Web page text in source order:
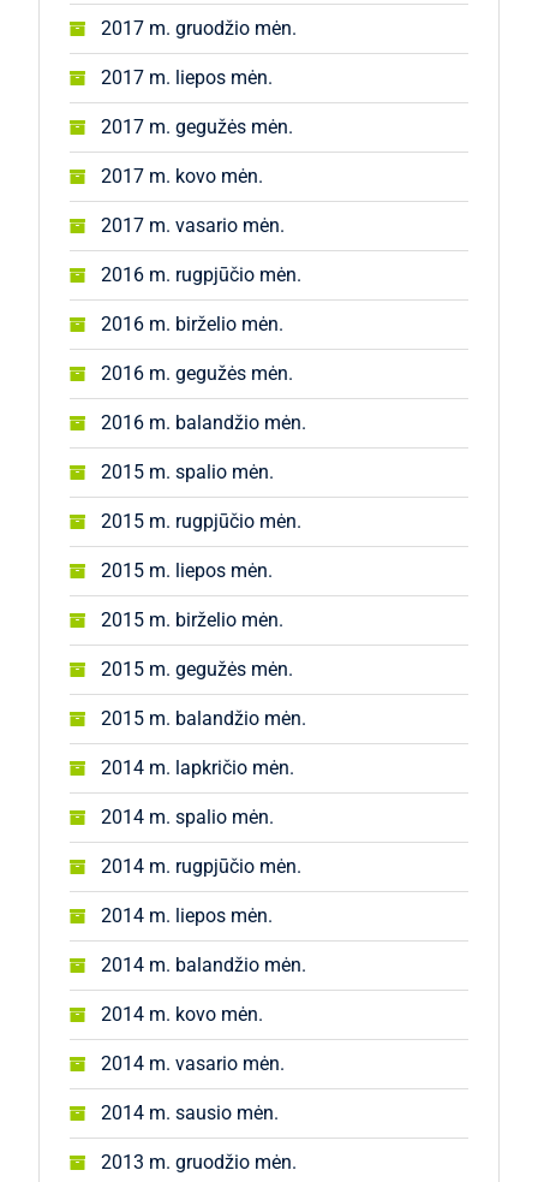
2017 m. gruodžio mėn.
2017 m. liepos mėn.
2017 m. gegužės mėn.
2017 m. kovo mėn.
2017 m. vasario mėn.
2016 m. rugpjūčio mėn.
2016 m. birželio mėn.
2016 m. gegužės mėn.
2016 m. balandžio mėn.
2015 m. spalio mėn.
2015 m. rugpjūčio mėn.
2015 m. liepos mėn.
2015 m. birželio mėn.
2015 m. gegužės mėn.
2015 m. balandžio mėn.
2014 m. lapkričio mėn.
2014 m. spalio mėn.
2014 m. rugpjūčio mėn.
2014 m. liepos mėn.
2014 m. balandžio mėn.
2014 m. kovo mėn.
2014 m. vasario mėn.
2014 m. sausio mėn.
2013 m. gruodžio mėn.